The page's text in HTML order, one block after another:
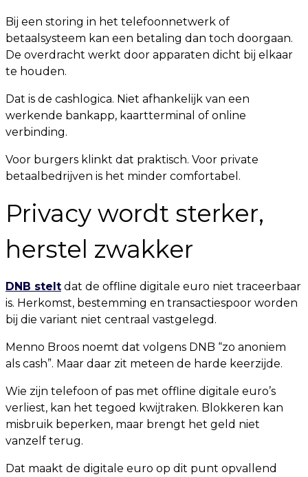
Bij een storing in het telefoonnetwerk of
betaalsysteem kan een betaling dan toch doorgaan.
De overdracht werkt door apparaten dicht bij elkaar
te houden.
Dat is de cashlogica. Niet afhankelijk van een
werkende bankapp, kaartterminal of online
verbinding.
Voor burgers klinkt dat praktisch. Voor private
betaalbedrijven is het minder comfortabel.
Privacy wordt sterker,
herstel zwakker
DNB stelt dat de offline digitale euro niet traceerbaar
is. Herkomst, bestemming en transactiespoor worden
bij die variant niet centraal vastgelegd.
Menno Broos noemt dat volgens DNB “zo anoniem
als cash”. Maar daar zit meteen de harde keerzijde.
Wie zijn telefoon of pas met offline digitale euro’s
verliest, kan het tegoed kwijtraken. Blokkeren kan
misbruik beperken, maar brengt het geld niet
vanzelf terug.
Dat maakt de digitale euro op dit punt opvallend